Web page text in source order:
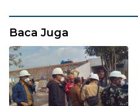
Baca Juga